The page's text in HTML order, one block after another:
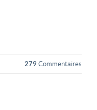
279 Commentaires